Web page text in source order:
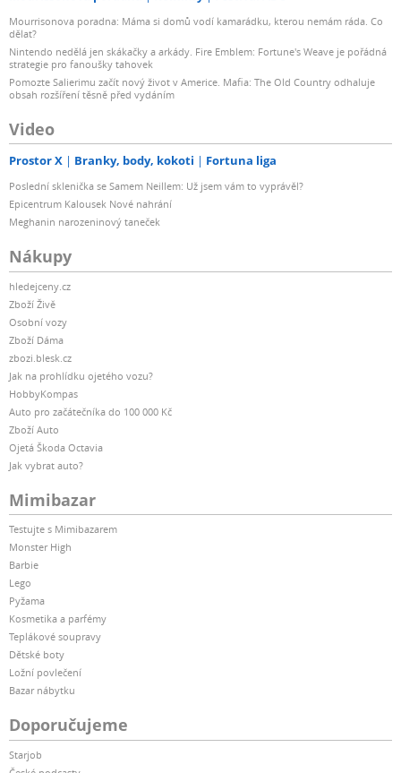
Mourrisonova poradna: Máma si domů vodí kamarádku, kterou nemám ráda. Co
dělat?
Nintendo nedělá jen skákačky a arkády. Fire Emblem: Fortune's Weave je pořádná
strategie pro fanoušky tahovek
Pomozte Salierimu začít nový život v Americe. Mafia: The Old Country odhaluje
obsah rozšíření těsně před vydáním
Video
Prostor X Branky, body, kokoti Fortuna liga
Poslední sklenička se Samem Neillem: Už jsem vám to vyprávěl?
Epicentrum Kalousek Nové nahrání
Meghanin narozeninový taneček
Nákupy
hledejceny.cz
Zboží Živě
Osobní vozy
Zboží Dáma
zbozi.blesk.cz
Jak na prohlídku ojetého vozu?
HobbyKompas
Auto pro začátečníka do 100 000 Kč
Zboží Auto
Ojetá Škoda Octavia
Jak vybrat auto?
Mimibazar
Testujte s Mimibazarem
Monster High
Barbie
Lego
Pyžama
Kosmetika a parfémy
Teplákové soupravy
Dětské boty
Ložní povlečení
Bazar nábytku
Doporučujeme
Starjob